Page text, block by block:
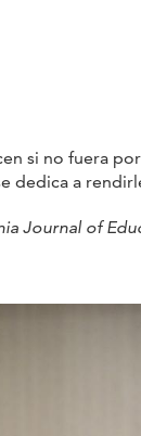
si no fuera
dedica a
Journal of